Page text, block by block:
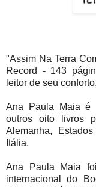
"Assim Na Terra
Record - 143
leitor de seu conforto.
Ana Paula Maia é
outros oito livros
Alemanha,
Itália.
Ana Paula Maia
internacional do